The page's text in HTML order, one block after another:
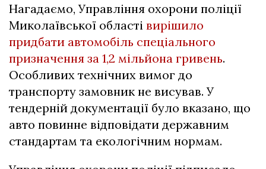
Нагадаємо, Управління охорони поліції
Миколаївської області вирішило
придбати автомобіль спеціального
призначення за 1,2 мільйона гривень.
Особливих технічних вимог до
транспорту замовник не висував. У
тендерній документації було вказано, що
авто повинне відповідати державним
стандартам та екологічним нормам.